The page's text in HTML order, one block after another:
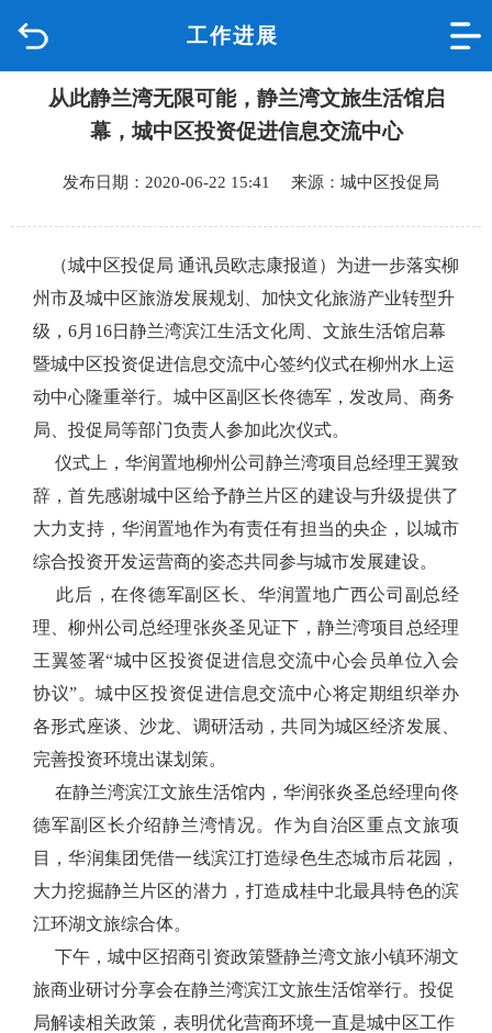
工作进展
品质城中
政府信息公开
互动回应
数据专题
从此静兰湾无限可能，静兰湾文旅生活馆启
幕，城中区投资促进信息交流中心
发布日期：2020-06-22 15:41 来源：城中区投促局
（城中区投促局 通讯员欧志康报道）为进一步落实柳
州市及城中 区旅游发展规划、加快文化旅游产业转型升
级， 6月16日静兰湾滨江生活文化周、文旅生活馆启幕
暨城中区投资促进信息交流中心签约仪式在柳州水上运
动中心隆重举行。城中区副区长佟德军，发改局、商务
局、投促局等部门负责人参加此次仪式。
仪式上，华润置地柳州公司静兰湾项目总经理王翼致
辞，首先感谢城中区给予静兰片区的建设与升级提供了
大力支持，华润置地作为有责任有担当的央企，以城市
综合投资开发运营商的姿态共同参与城市发展建设。
此后，在佟德军副区长、华润置地广西公司副总经
理、柳州公司总经理张炎圣见证下，静兰湾项目总经理
王翼签署“城中区投资促进信息交流中心会员单位入会
协议”。城中区投资促进信息交流中心将定期组织举办
各形式座谈、沙龙、调研活动，共同为城区经济发展、
完善投资环境出谋划策。
在静兰湾滨江文旅生活馆内，华润张炎圣总经理向佟
德军副区长介绍静兰湾情况。作为自治区重点文旅项
目，华润集团凭借一线滨江打造绿色生态城市后花园，
大力挖掘静兰片区的潜力，打造成桂中北最具特色的滨
江环湖文旅综合体。
下午，城中区招商引资政策暨静兰湾文旅小镇环湖文
旅商业研讨分享会在静兰湾滨江文旅生活馆举行。投促
局解读相关政策，表明优化营商环境一直是城中区工作